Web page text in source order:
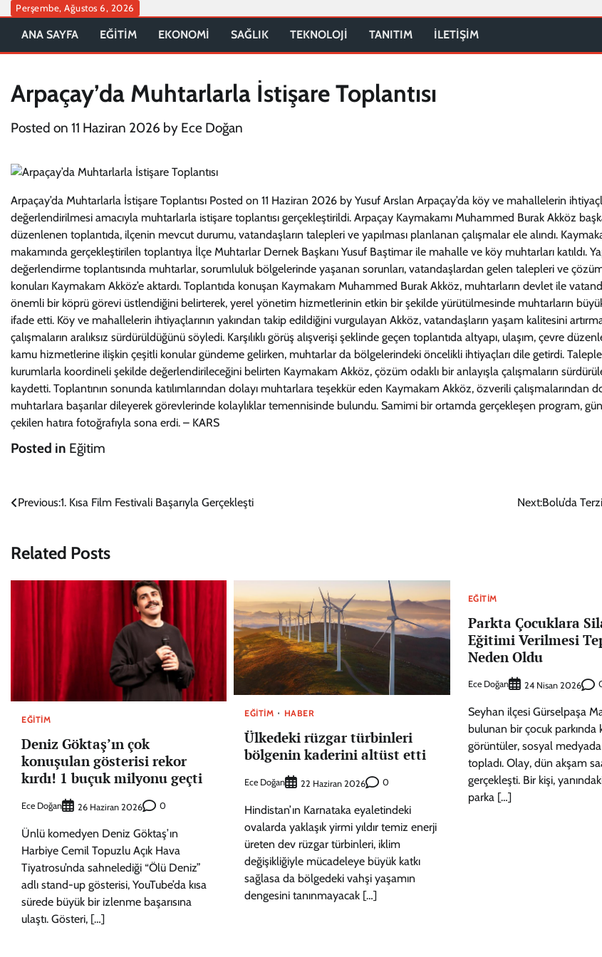
Skip
content
Perşembe, Ağustos 6, 2026
ANA SAYFA EĞİTİM EKONOMİ SAĞLIK TEKNOLOJİ TANITIM İLETİŞİM
Arpaçay’da Muhtarlarla İstişare Toplantısı
Posted on 11 Haziran 2026 by Ece Doğan
Arpaçay’da Muhtarlarla İstişare Toplantısı Posted on 11 Haziran 2026 by Yusuf Arslan Arpaçay’da köy ve mahallelerin
değerlendirilmesi amacıyla muhtarlarla istişare toplantısı gerçekleştirildi. Arpaçay Kaymakamı Muhammed Burak Akköz
düzenlenen toplantıda, ilçenin mevcut durumu, vatandaşların talepleri ve yapılması planlanan çalışmalar ele alındı.
makamında gerçekleştirilen toplantıya İlçe Muhtarlar Dernek Başkanı Yusuf Baştimar ile mahalle ve köy muhtarları katıldı.
değerlendirme toplantısında muhtarlar, sorumluluk bölgelerinde yaşanan sorunları, vatandaşlardan gelen talepleri ve
konuları Kaymakam Akköz’e aktardı. Toplantıda konuşan Kaymakam Muhammed Burak Akköz, muhtarların devlet ile
önemli bir köprü görevi üstlendiğini belirterek, yerel yönetim hizmetlerinin etkin bir şekilde yürütülmesinde muhtarların büyük
ifade etti. Köy ve mahallelerin ihtiyaçlarının yakından takip edildiğini vurgulayan Akköz, vatandaşların yaşam kalitesini
çalışmaların aralıksız sürdürüldüğünü söyledi. Karşılıklı görüş alışverişi şeklinde geçen toplantıda altyapı, ulaşım, çevre
kamu hizmetlerine ilişkin çeşitli konular gündeme gelirken, muhtarlar da bölgelerindeki öncelikli ihtiyaçları dile getirdi.
kurumlarla koordineli şekilde değerlendirileceğini belirten Kaymakam Akköz, çözüm odaklı bir anlayışla çalışmaların
kaydetti. Toplantının sonunda katılımlarından dolayı muhtarlara teşekkür eden Kaymakam Akköz, özverili çalışmalarından
muhtarlara başarılar dileyerek görevlerinde kolaylıklar temennisinde bulundu. Samimi bir ortamda gerçekleşen program,
çekilen hatıra fotoğrafıyla sona erdi. – KARS
Posted in Eğitim
Yazı
Previous:1. Kısa Film Festivali Başarıyla Gerçekleşti Next:Bolu’da Terzi
Related Posts
EĞITIM
Deniz Göktaş’ın çok
konuşulan gösterisi rekor
kırdı! 1 buçuk milyonu geçti
Ece Doğan 26 Haziran 2026 0
Ünlü komedyen Deniz Göktaş’ın
Harbiye Cemil Topuzlu Açık Hava
Tiyatrosu’nda sahnelediği “Ölü Deniz”
adlı stand-up gösterisi, YouTube’da kısa
sürede büyük bir izlenme başarısına
ulaştı. Gösteri, […]
EĞITIM HABER
Ülkedeki rüzgar türbinleri
bölgenin kaderini altüst etti
Ece Doğan 22 Haziran 2026 0
Hindistan’ın Karnataka eyaletindeki
ovalarda yaklaşık yirmi yıldır temiz enerji
üreten dev rüzgar türbinleri, iklim
değişikliğiyle mücadeleye büyük katkı
sağlasa da bölgedeki vahşi yaşamın
dengesini tanınmayacak […]
EĞITIM
Parkta Çocuklara
Eğitimi Verilmesi
Neden Oldu
Ece Doğan 24 Nisan 2026
Seyhan ilçesi Gürselpaşa
bulunan bir çocuk parkında
görüntüler, sosyal
topladı. Olay, dün akşam
gerçekleşti. Bir kişi,
parka […]